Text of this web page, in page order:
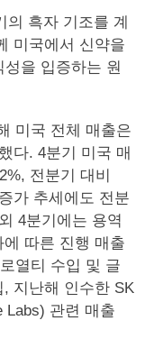
의 흑자 기조를 계
미국에서 신약을
을 입증하는 원
미국 전체 매출은
다. 4분기 미국 매
전분기 대비
가 추세에도 전분
4분기에는 용역
따른 진행 매출
열티 수입 및 글
지난해 인수한 SK
Labs) 관련 매출